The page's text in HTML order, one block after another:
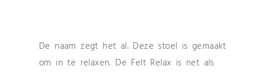
De naam zegt het al. Deze stoel is gemaakt
om in te relaxen. De Felt Relax is net als